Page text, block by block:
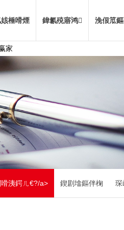
家
棰嗗煙 鍏氱殑寤鸿 浼佷笟
嗗洟鍔ㄦ€?/a> 鍥剧墖鏂伴椈 琛